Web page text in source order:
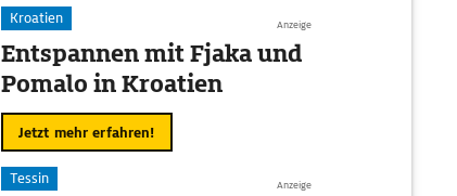
Anzeige
Kroatien
Entspannen mit Fjaka und
Pomalo in Kroatien
Jetzt mehr erfahren!
Anzeige
Tessin